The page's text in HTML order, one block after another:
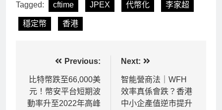
Tagged: cftime JPEX 代幣化 李家超
穩定幣 香港
章
導
Previous:
比特幣跌至66,000美
元！幣安平台短期波
動率升至2022年高峰
Next:
智能營商法｜WFH
效率真係會跌？香港
中小企產值逆市提升